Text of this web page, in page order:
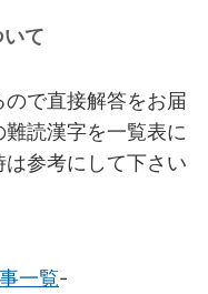
て
で直接解答をお届
読漢字を一覧表に
参考にして下さい
一覧-